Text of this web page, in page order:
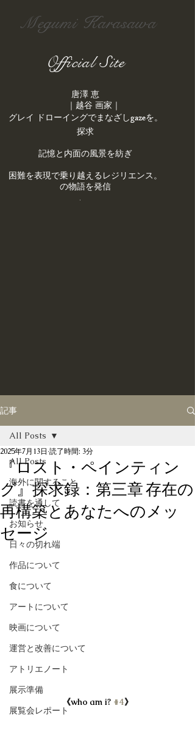
Megumi Karasawa
Official Site
唐澤 恵
｜越谷 画家｜
。​グレイ ドローイングでまなざし
gazeを
探求
記憶と内面の風景を紡ぎ
。困難を表現で乗り越えるレジリエンス
の物語を発信
.
記事
All Posts
海外に関すること
読書を通して
お知らせ
日々の切れ端
作品について
食について
アートについて
映画について
運営と改善について
アトリエノート
展示準備
展覧会レポート
All Posts
『ロスト・ペインティン
グ』探求録：第三章 存在の
再構築とあなたへのメッ
セージ
2025年7月13日 読了時間: 3分
《who am i? #4》